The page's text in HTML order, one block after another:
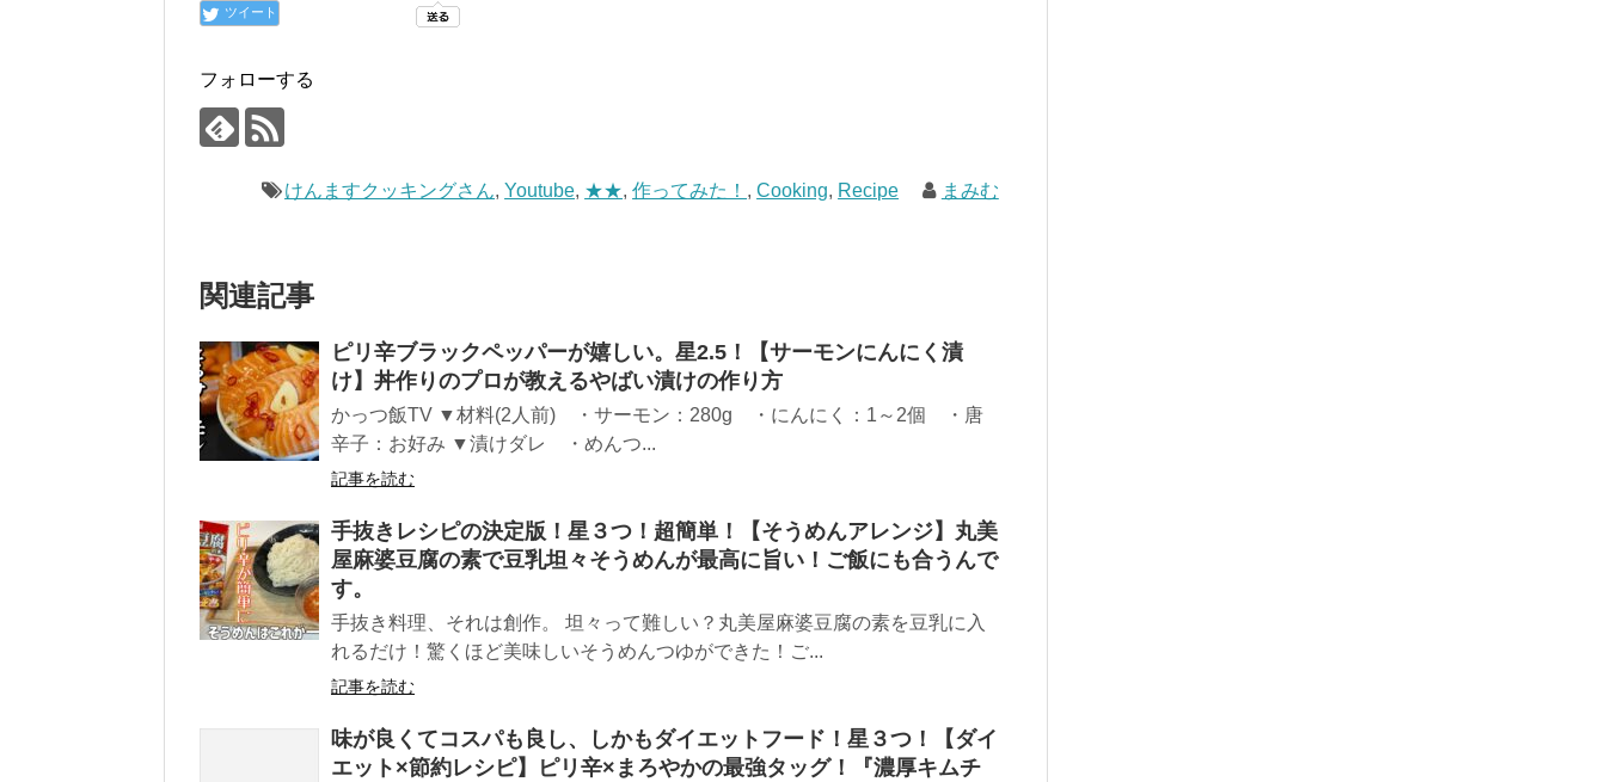
ツイート
フォローする
けんますクッキングさん,Youtube, ★★,作ってみた！ ,Cooking, Recipe まみむ
関連記事
ピリ辛ブラックペッパーが嬉しい。星2.5！【サーモンにんにく漬
け】丼作りのプロが教えるやばい漬けの作り方
かっつ飯TV ▼材料(2人前) ・サーモン：280g ・にんにく：1～2個 ・唐
辛子：お好み ▼漬けダレ ・めんつ...
記事を読む
手抜きレシピの決定版！星３つ！超簡単！【そうめんアレンジ】丸美
屋麻婆豆腐の素で豆乳坦々そうめんが最高に旨い！ご飯にも合うんで
す。
手抜き料理、それは創作。 坦々って難しい？丸美屋麻婆豆腐の素を豆乳に入
れるだけ！驚くほど美味しいそうめんつゆができた！ご...
記事を読む
味が良くてコスパも良し、しかもダイエットフード！星３つ！【ダイ
エット×節約レシピ】ピリ辛×まろやかの最強タッグ！『濃厚キムチ